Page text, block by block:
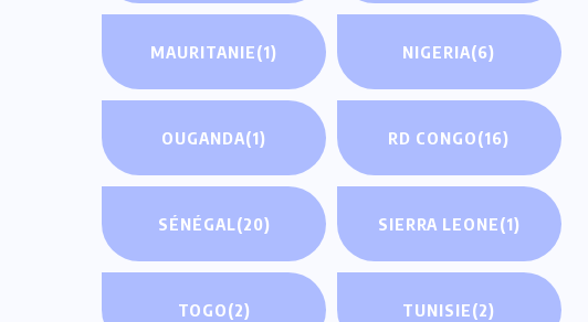
MAURITANIE(1) NIGERIA(6)
OUGANDA(1) RD CONGO(16)
SÉNÉGAL(20) SIERRA LEONE(1)
TOGO(2) TUNISIE(2)